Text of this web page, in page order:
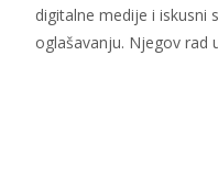
digitalne medije i iskusni
oglašavanju. Njegov rad